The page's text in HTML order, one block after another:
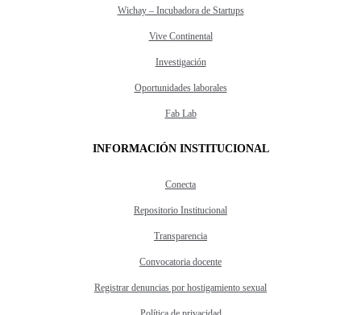
Wichay – Incubadora de Startups
Vive Continental
Investigación
Oportunidades laborales
Fab Lab
INFORMACIÓN INSTITUCIONAL
Conecta
Repositorio Institucional
Transparencia
Convocatoria docente
Registrar denuncias por hostigamiento sexual